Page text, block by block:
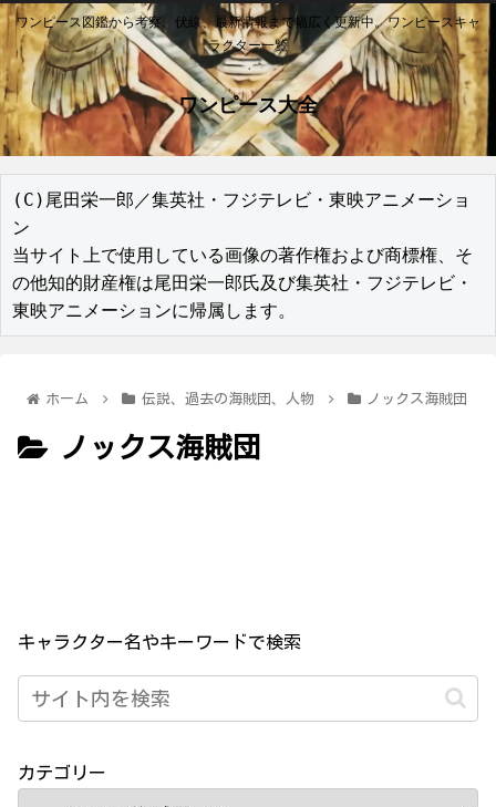
ワンピース図鑑から考察、伏線、最新情報まで幅広く更新中。ワンピースキャ
ラクター一覧
ワンピース大全
(C)尾田栄一郎／集英社・フジテレビ・東映アニメーショ
ン
当サイト上で使用している画像の著作権および商標権、そ
の他知的財産権は尾田栄一郎氏及び集英社・フジテレビ・
東映アニメーションに帰属します。
ホーム 伝説、過去の海賊団、人物 ノックス海賊団
ノックス海賊団
キャラクター名やキーワードで検索
カテゴリー